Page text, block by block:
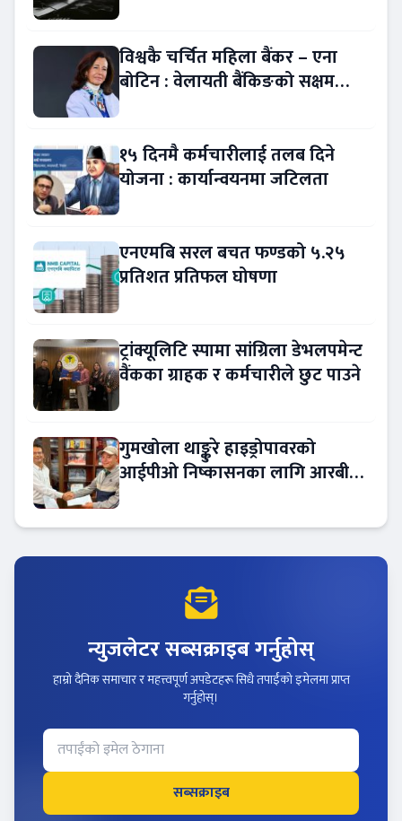
विश्वकै चर्चित महिला बैंकर – एना
बोटिन : वेलायती बैंकिङको सक्षम
१५ दिनमै कर्मचारीलाई तलब दिने
योजना : कार्यान्वयनमा जटिलता
एनएमबि सरल बचत फण्डको ५.२५
प्रतिशत प्रतिफल घोषणा
ट्रांक्यूलिटि स्पामा सांग्रिला डेभलपमेन्ट
वैंकका ग्राहक र कर्मचारीले छुट पाउने
गुमखोला थाङ्कुरे हाइड्रोपावरको
आईपीओ निष्कासनका लागि आरबीबी
न्युजलेटर सब्सक्राइब गर्नुहोस्
हाम्रो दैनिक समाचार र महत्त्वपूर्ण अपडेटहरू सिधै तपाईंको इमेलमा प्राप्त
गर्नुहोस्।
सब्सक्राइब